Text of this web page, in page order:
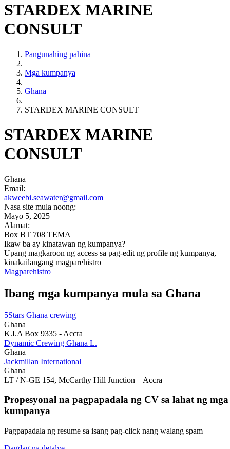
STARDEX MARINE
CONSULT
Pangunahing pahina
Mga kumpanya
Ghana
STARDEX MARINE CONSULT
STARDEX MARINE
CONSULT
Ghana
Email:
akweebi.seawater@gmail.com
Nasa site mula noong:
Mayo 5, 2025
Alamat:
Box BT 708 TEMA
Ikaw ba ay kinatawan ng kumpanya?
Upang magkaroon ng access sa pag-edit ng profile ng kumpanya,
kinakailangang magparehistro
Magparehistro
Ibang mga kumpanya mula sa Ghana
5Stars Ghana crewing
Ghana
K.I.A Box 9335 - Accra
Dynamic Crewing Ghana L.
Ghana
Jackmillan International
Ghana
LT / N-GE 154, McCarthy Hill Junction – Accra
Propesyonal na pagpapadala ng CV sa lahat ng mga
kumpanya
Pagpapadala ng resume sa isang pag-click nang walang spam